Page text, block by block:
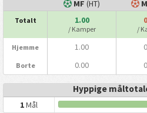
MF (HT)
Totalt 1.00
/ Kamper /
Hjemme 1.00
Borte 0.00
Hyppige
1Mål